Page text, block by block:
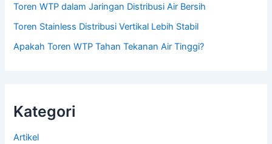
Toren WTP dalam Jaringan Distribusi Air Bersih
Toren Stainless Distribusi Vertikal Lebih Stabil
Apakah Toren WTP Tahan Tekanan Air Tinggi?
Kategori
Artikel